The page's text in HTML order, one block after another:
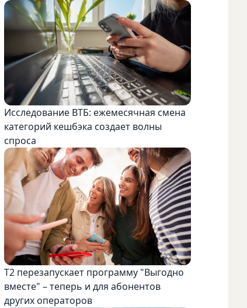
Исследование ВТБ: ежемесячная смена
категорий кешбэка создает волны
спроса
Т2 перезапускает программу "Выгодно
вместе" – теперь и для абонентов
других операторов